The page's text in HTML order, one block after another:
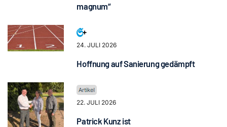
magnum“
24. JULI 2026
Hoffnung auf Sanierung gedämpft
22. JULI 2026
Patrick Kunz ist